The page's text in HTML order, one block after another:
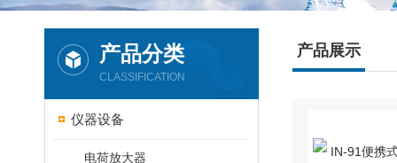
产品分类
CLASSIFICATION
仪器设备
电荷放大器
产品展示